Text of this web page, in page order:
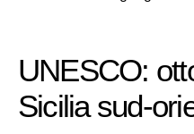
UNESCO:
Sicilia sud-